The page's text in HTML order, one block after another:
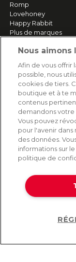
Romp
Lovehoney
Happy Rabbit
Plus de marques
SERVICE
Livraison rapide et
Retours &
Paiement sécurisé
AIDE
Contact
Livraison et
Foire aux questions
Protection des
©2026 Lovehoney
Nous aimons
Afin de vous offrir
possible, nous
cookies de tiers.
boutique et à te
contenus
demandons
Vous pouvez
pour l'avenir
des données.
informations sur
politique de